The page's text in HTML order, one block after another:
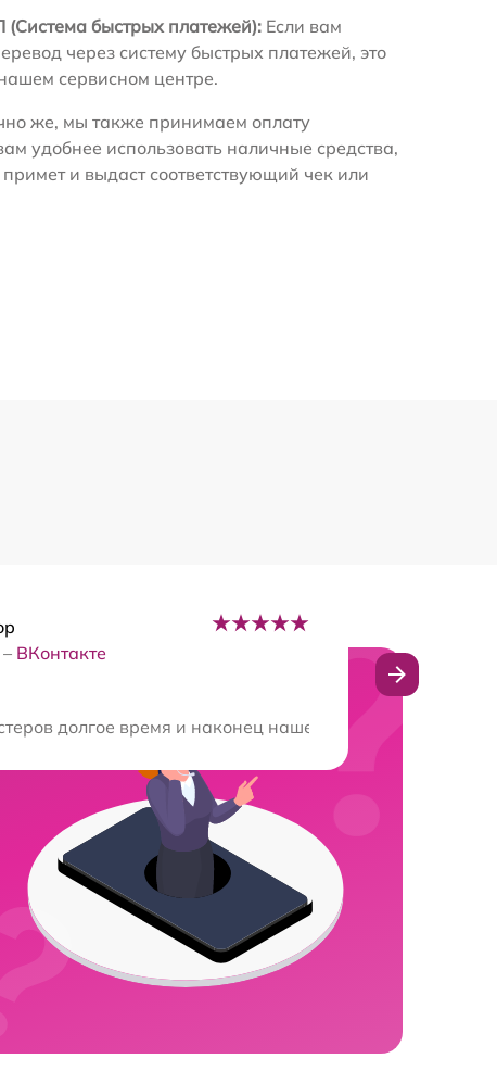
быстрых платежей): Если вам
через систему быстрых платежей, это
сервисном центре.
же, мы также принимаем оплату
удобнее использовать наличные средства,
и выдаст соответствующий чек или
чем я ожидал! Спасибо за отличную работу!
ВКонтакте
долгое время и наконец нашел. Сервис на